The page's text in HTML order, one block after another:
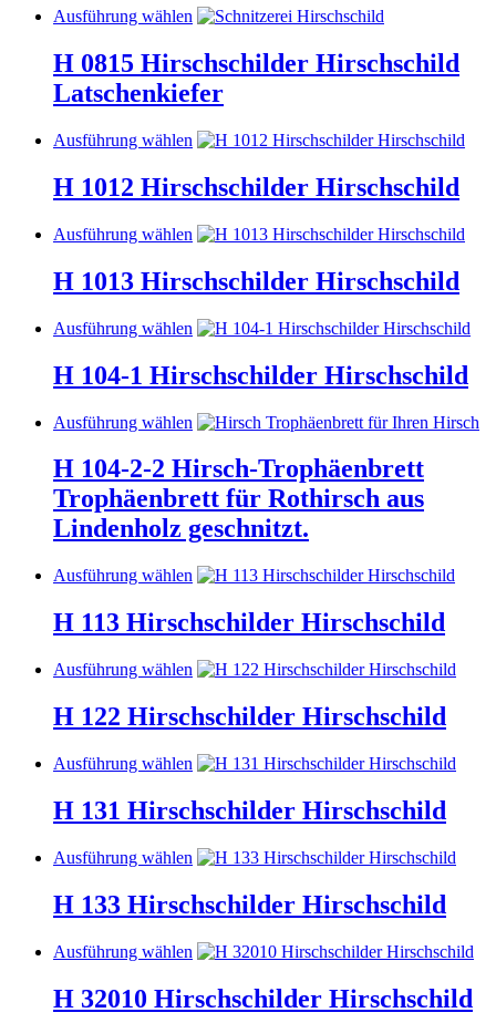
können
der
Produktseite
gewählt
werden
Ausführung wählen Dieses
weist
mehrere
Varianten
Die
Optionen
können
auf
Produktseite
werden
H 0815 Hirschschilder Hirschschild
Latschenkiefer
Ausführung wählen Dieses
weist
mehrere
auf.
Optionen
können
auf
der
gewählt
H 1012 Hirschschilder Hirschschild
Ausführung wählen Dieses
weist
mehrere
auf.
Optionen
können
auf
der
gewählt
werden
H 1013 Hirschschilder Hirschschild
Ausführung wählen Dieses
weist
mehrere
auf.
Optionen
können
auf
der
Produktseite
gewählt
werden
H 104-1 Hirschschilder Hirschschild
Ausführung wählen Dieses
weist
mehrere
Varianten
auf.
Die
können
der
Produktseite
gewählt
werden
H 104-2-2 Hirsch-Trophäenbrett
Trophäenbrett für Rothirsch aus
Lindenholz geschnitzt.
Ausführung wählen Dieses
weist
mehrere
auf.
Optionen
können
auf
der
gewählt
H 113 Hirschschilder Hirschschild
Ausführung wählen Dieses
weist
mehrere
auf.
Optionen
können
auf
der
gewählt
H 122 Hirschschilder Hirschschild
Ausführung wählen Dieses
weist
mehrere
auf.
Optionen
können
auf
der
gewählt
H 131 Hirschschilder Hirschschild
Ausführung wählen Dieses
weist
mehrere
auf.
Optionen
können
H 133 Hirschschilder Hirschschild
Ausführung wählen Dieses
weist
mehrere
H 32010 Hirschschilder Hirschschild